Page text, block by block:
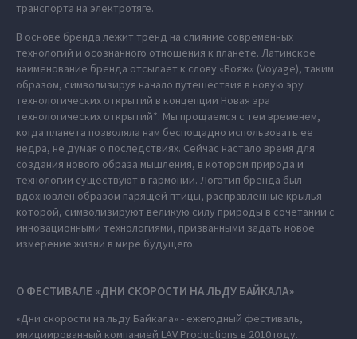
транспорта на электротяге.
В основе бренда лежит тренд на слияние современных
технологий и осознанного отношения к планете. Латинское
наименование бренда отсылает к слову «Вояж» (Voyage), таким
образом, символизируя начало путешествия в новую эру
технологических открытий в концепции Новая эра
технологических открытий*. Мы прощаемся с тем временем,
когда планета позволяла нам беспощадно использовать ее
недра, не думая о последствиях. Сейчас настало время для
создания нового образа мышления, в котором природа и
технологии существуют в гармонии. Логотип бренда был
вдохновлен образом парящей птицы, расправленные крылья
которой, символизируют великую силу природы в сочетании с
инновационными технологиями, призванными задать новое
измерение жизни в мире будущего.
О ФЕСТИВАЛЕ «ДНИ СКОРОСТИ НА ЛЬДУ БАЙКАЛА»
«Дни скорости на льду Байкала» - ежегодный фестиваль,
инициированный компанией LAV Productions в 2010 году.